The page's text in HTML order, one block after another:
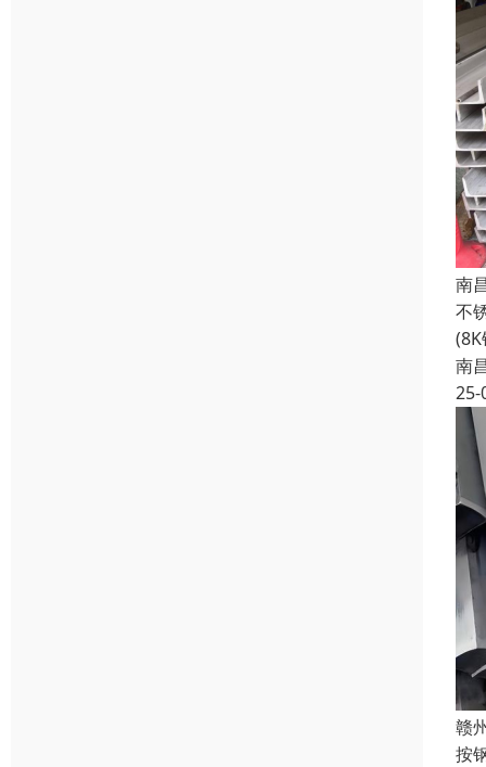
南
不
南
25-
赣
按